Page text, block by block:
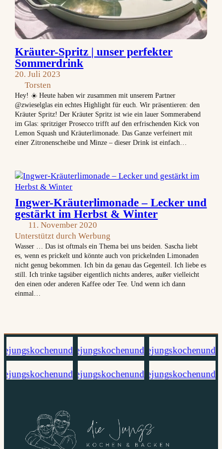
Kräuter-Spritz | unser perfekter
Sommerdrink
20. Juli 2023
Torsten
Hey! ☀️ Heute haben wir zusammen mit unserem Partner
@zwieselglas ein echtes Highlight für euch. Wir präsentieren: den
Kräuter Spritz! Der Kräuter Spritz ist wie ein lauer Sommerabend
im Glas: spritziger Prosecco trifft auf den erfrischenden Kick von
Lemon Squash und Kräuterlimonade. Das Ganze verfeinert mit
einer Zitronenscheibe und Minze – dieser Drink ist einfach…
Ingwer-Kräuterlimonade – Lecker und
gestärkt im Herbst & Winter
11. November 2020
Unterstützt durch Werbung
Wasser … Das ist oftmals ein Thema bei uns beiden. Sascha liebt
es, wenn es prickelt und könnte auch von prickelnden Limonaden
nicht genug bekommen. Ich bin da genau das Gegenteil. Ich liebe es
still. Ich trinke tagsüber eigentlich nichts anderes, außer vielleicht
den einen oder anderen Kaffee oder Tee. Und wenn ich dann
einmal…